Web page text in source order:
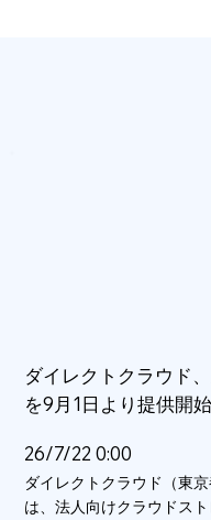
ダイレクトクラウド
を9月1日より提供開始
26/7/22 0:00
ダイレクトクラウド（東京
は、法人向けクラウドス